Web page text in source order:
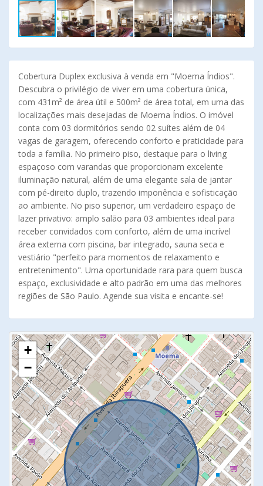
Cobertura Duplex exclusiva à venda em "Moema Índios".
Descubra o privilégio de viver em uma cobertura única,
com 431m² de área útil e 500m² de área total, em uma das
localizações mais desejadas de Moema Índios. O imóvel
conta com 03 dormitórios sendo 02 suítes além de 04
vagas de garagem, oferecendo conforto e praticidade para
toda a família. No primeiro piso, destaque para o living
espaçoso com varandas que proporcionam excelente
iluminação natural, além de uma elegante sala de jantar
com pé-direito duplo, trazendo imponência e sofisticação
ao ambiente. No piso superior, um verdadeiro espaço de
lazer privativo: amplo salão para 03 ambientes ideal para
receber convidados com conforto, além de uma incrível
área externa com piscina, bar integrado, sauna seca e
vestiário "perfeito para momentos de relaxamento e
entretenimento". Uma oportunidade rara para quem busca
espaço, exclusividade e alto padrão em uma das melhores
regiões de São Paulo. Agende sua visita e encante-se!
+
−